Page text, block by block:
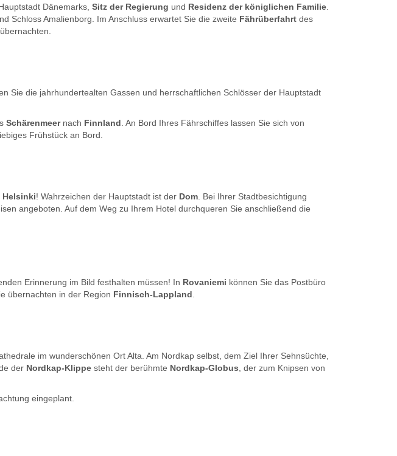
Dänemarks, Sitz der Regierung und Residenz der königlichen Familie
Schloss Amalienborg. Im Anschluss erwartet Sie die zweite Fährüberfahrt des
Sie die jahrhundertealten Gassen und herrschaftlichen Schlösser der Hauptstadt
Schärenmeer nach Finnland . An Bord Ihres Fährschiffes lassen Sie sich von
Frühstück an Bord.
Helsinki! Wahrzeichen der Hauptstadt ist der Dom . Bei Ihrer Stadtbesichtigung
angeboten. Auf dem Weg zu Ihrem Hotel durchqueren Sie anschließend die
Erinnerung im Bild festhalten müssen! In Rovaniemi können Sie das Postbüro
übernachten in der Region Finnisch-Lappland
im wunderschönen Ort Alta. Am Nordkap selbst, dem Ziel Ihrer Sehnsüchte,
der Nordkap-Klippe steht der berühmte Nordkap-Globus , der zum Knipsen von
eingeplant.